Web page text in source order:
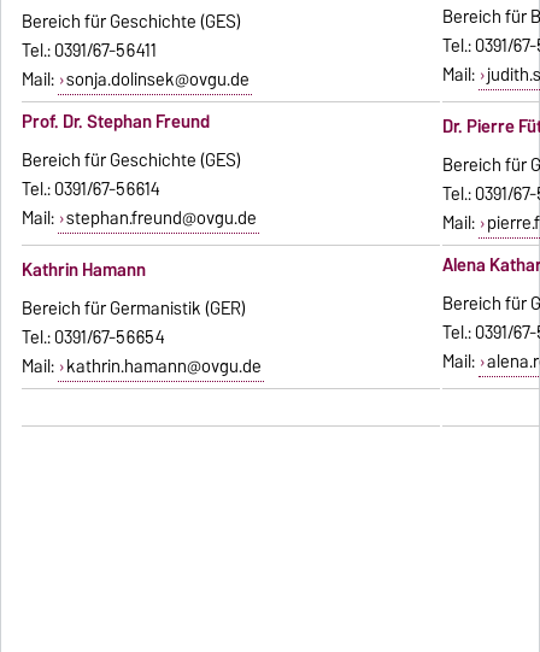
Bereich für Geschichte (GES)
Tel.: 0391/67-56411
Mail: sonja.dolinsek@ovgu.de
Bereich für
Tel.: 0391/
Mail:
Prof. Dr. Stephan Freund
Bereich für Geschichte (GES)
Tel.: 0391/67-56614
Mail: stephan.freund@ovgu.de
Dr. Pierre
Bereich für
Tel.: 0391/
Mail:
Kathrin Hamann
Bereich für Germanistik (GER)
Tel.: 0391/67-56654
Mail: kathrin.hamann@ovgu.de
Alena
Bereich für
Tel.: 0391/
Mail: